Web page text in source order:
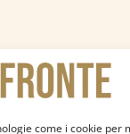
come i cookie